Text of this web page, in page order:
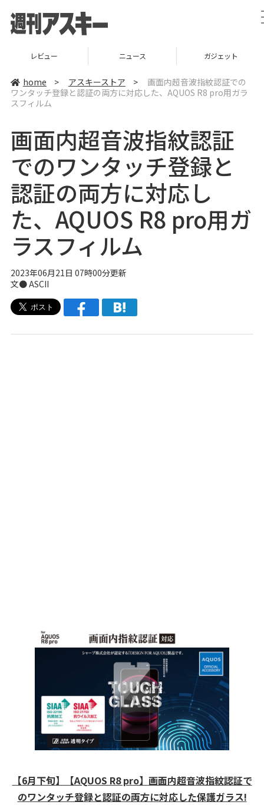
レビュー ニュース ガジェット
home > アスキーストア >
画面内超音波指紋認証での
ワンタッチ登録と認証の両方に対応した、AQUOS R8 pro用ガラ
スフィルム
画面内超音波指紋認証
でのワンタッチ登録と
認証の両方に対応し
た、AQUOS R8 pro用ガ
ラスフィルム
2023年06月21日 07時00分更新
文● ASCII
【6月下旬】【AQUOS R8 pro】画面内超音波指紋認証で
のワンタッチ登録と認証の両方に対応した保護ガラス!